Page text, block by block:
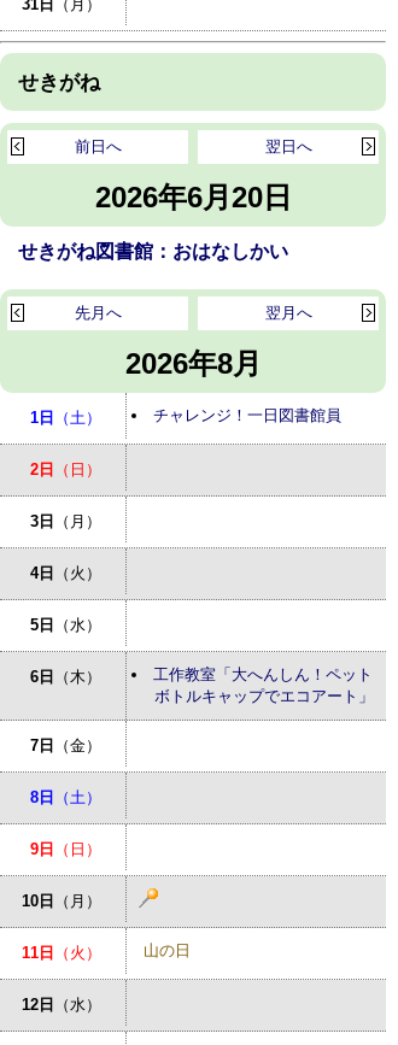
31日 （月）
せきがね
2026年6月20日
翌日へ
前日へ
せきがね図書館：おはなしかい
2026年8月
翌月へ
先月へ
1日 （土） チャレンジ！一日図書館員
2日 （日）
3日 （月）
4日 （火）
5日 （水）
6日 （木）
工作教室「大へんしん！ペット
ボトルキャップでエコアート」
7日 （金）
8日 （土）
9日 （日）
10日 （月）
11日 （火） 山の日
12日 （水）